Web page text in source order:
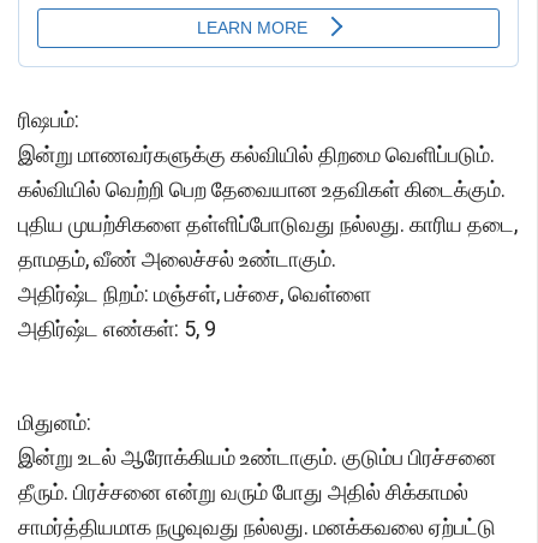
ரிஷபம்:
இன்று மாணவர்களுக்கு கல்வியில் திறமை வெளிப்படும்.
கல்வியில் வெற்றி பெற தேவையான உதவிகள் கிடைக்கும்.
புதிய முயற்சிகளை தள்ளிப்போடுவது நல்லது. காரிய தடை,
தாமதம், வீண் அலைச்சல் உண்டாகும்.
அதிர்ஷ்ட நிறம்: மஞ்சள், பச்சை, வெள்ளை
அதிர்ஷ்ட எண்கள்: 5, 9
மிதுனம்:
இன்று உடல் ஆரோக்கியம் உண்டாகும். குடும்ப பிரச்சனை
தீரும். பிரச்சனை என்று வரும் போது அதில் சிக்காமல்
சாமர்த்தியமாக நழுவுவது நல்லது. மனக்கவலை ஏற்பட்டு